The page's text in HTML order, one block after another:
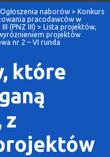
Ogłoszenia naborów > Konkurs
pracodawców w
(PNZ III) > Lista projektów,
projektów
nr 2 – VI runda
które
z